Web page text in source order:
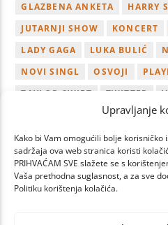
Upravljanje
Kako bi Vam omogućili bolje
sadržaja ova web stranica koristi
PRIHVAĆAM SVE slažete se s
Vaša prethodna suglasnost, a za sve
Politiku korištenja kolačića.
GLAZBENA ANKETA
HARRY
JUTARNJI SHOW
KONCERT
LADY GAGA
LUKA BULIĆ
NOVI SINGL
OSVOJI
TAYLOR SWIFT
TWITTER